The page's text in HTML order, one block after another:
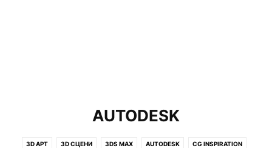
AUTODESK
3D АРТ 3D СЦЕНИ 3DS MAX AUTODESK CG INSPIRATION